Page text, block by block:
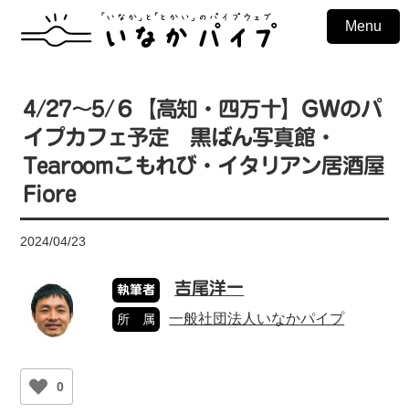
Menu
4/27〜5/６【高知・四万十】GWのパ
イプカフェ予定 黒ばん写真館・
Tearoomこもれび・イタリアン居酒屋
Fiore
2024/04/23
執筆者 吉尾洋一
所 属 一般社団法人いなかパイプ
0